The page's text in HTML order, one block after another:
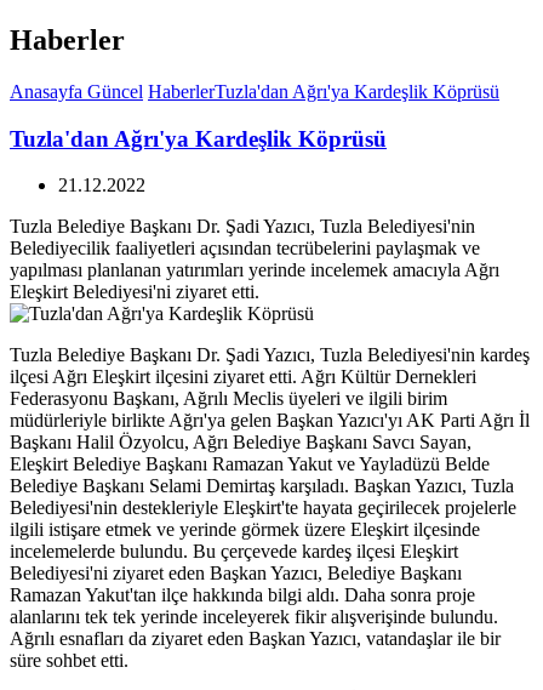
Haberler
Anasayfa Güncel HaberlerTuzla'dan Ağrı'ya Kardeşlik Köprüsü
Tuzla'dan Ağrı'ya Kardeşlik Köprüsü
21.12.2022
Tuzla Belediye Başkanı Dr. Şadi Yazıcı, Tuzla Belediyesi'nin
Belediyecilik faaliyetleri açısından tecrübelerini paylaşmak ve
yapılması planlanan yatırımları yerinde incelemek amacıyla Ağrı
Eleşkirt Belediyesi'ni ziyaret etti.
Tuzla Belediye Başkanı Dr. Şadi Yazıcı, Tuzla Belediyesi'nin kardeş
ilçesi Ağrı Eleşkirt ilçesini ziyaret etti. Ağrı Kültür Dernekleri
Federasyonu Başkanı, Ağrılı Meclis üyeleri ve ilgili birim
müdürleriyle birlikte Ağrı'ya gelen Başkan Yazıcı'yı AK Parti Ağrı İl
Başkanı Halil Özyolcu, Ağrı Belediye Başkanı Savcı Sayan,
Eleşkirt Belediye Başkanı Ramazan Yakut ve Yayladüzü Belde
Belediye Başkanı Selami Demirtaş karşıladı. Başkan Yazıcı, Tuzla
Belediyesi'nin destekleriyle Eleşkirt'te hayata geçirilecek projelerle
ilgili istişare etmek ve yerinde görmek üzere Eleşkirt ilçesinde
incelemelerde bulundu. Bu çerçevede kardeş ilçesi Eleşkirt
Belediyesi'ni ziyaret eden Başkan Yazıcı, Belediye Başkanı
Ramazan Yakut'tan ilçe hakkında bilgi aldı. Daha sonra proje
alanlarını tek tek yerinde inceleyerek fikir alışverişinde bulundu.
Ağrılı esnafları da ziyaret eden Başkan Yazıcı, vatandaşlar ile bir
süre sohbet etti.